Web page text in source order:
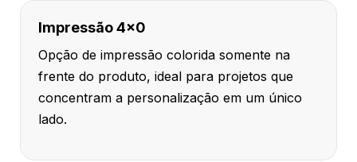
Impressão 4x0
Opção de impressão colorida somente na
frente do produto, ideal para projetos que
concentram a personalização em um único
lado.